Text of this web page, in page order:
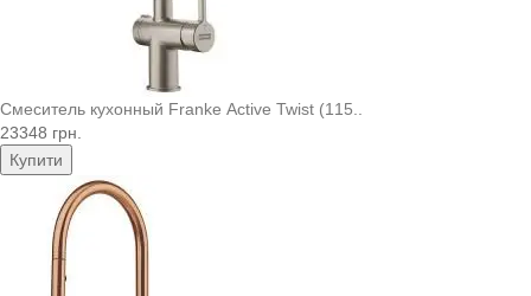
Смеситель кухонный Franke Active Twist (115..
23348 грн.
Купити